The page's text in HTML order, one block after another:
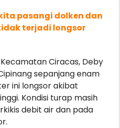
pasangi dolken dan
terjadi longsor
Ciracas, Deby
sepanjang enam
ini longsor akibat
Kondisi turap masih
debit air dan pada